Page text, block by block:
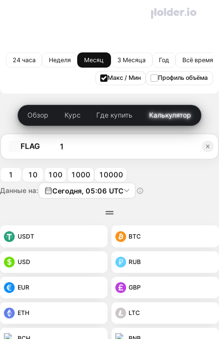
24 часа Неделя Месяц 3 Месяца Год Всё время
Макс / Мин Профиль объёма
Обзор Курс Где купить Калькулятор
FLAG
1 10 100 1000 10000
Данные на: Сегодня, 05:06 UTC
USDT BTC
USD RUB
EUR GBP
ETH LTC